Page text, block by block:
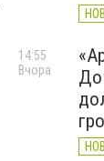
14:55
Вчора